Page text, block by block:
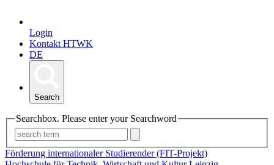
Login
Kontakt HTWK
DE
Search
Searchbox. Please enter your Searchword
Förderung internationaler Studierender (FIT-Projekt)